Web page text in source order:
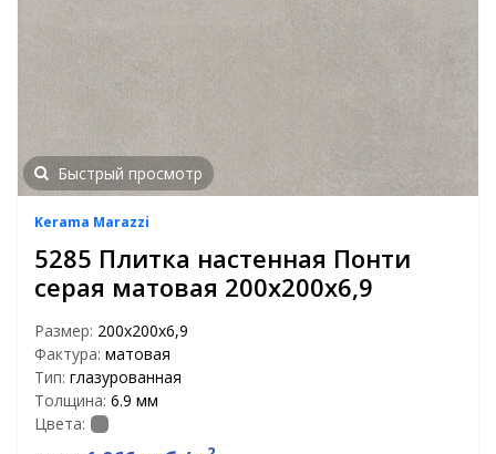
Быстрый просмотр
Kerama Marazzi
5285 Плитка настенная Понти
серая матовая 200х200х6,9
Размер: 200х200х6,9
Фактура: матовая
Тип: глазурованная
Толщина: 6.9 мм
Цвета: